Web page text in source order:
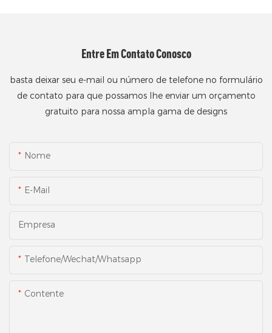
Entre Em Contato Conosco
basta deixar seu e-mail ou número de telefone no formulário
de contato para que possamos lhe enviar um orçamento
gratuito para nossa ampla gama de designs
Nome
E-Mail
Empresa
Telefone/Wechat/Whatsapp
Contente